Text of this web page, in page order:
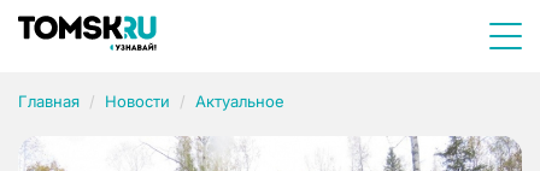
Главная Новости Актуальное